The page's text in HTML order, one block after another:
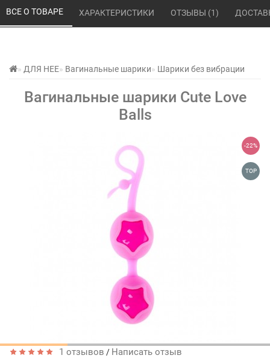
ДЛЯ НЕЕ Вагинальные шарики Шарики без вибрации
Вагинальные шарики Cute Love
Balls
ВСЕ О ТОВАРЕ ХАРАКТЕРИСТИКИ ОТЗЫВЫ (1)
-22%
TOP
1 отзывов / Написать отзыв